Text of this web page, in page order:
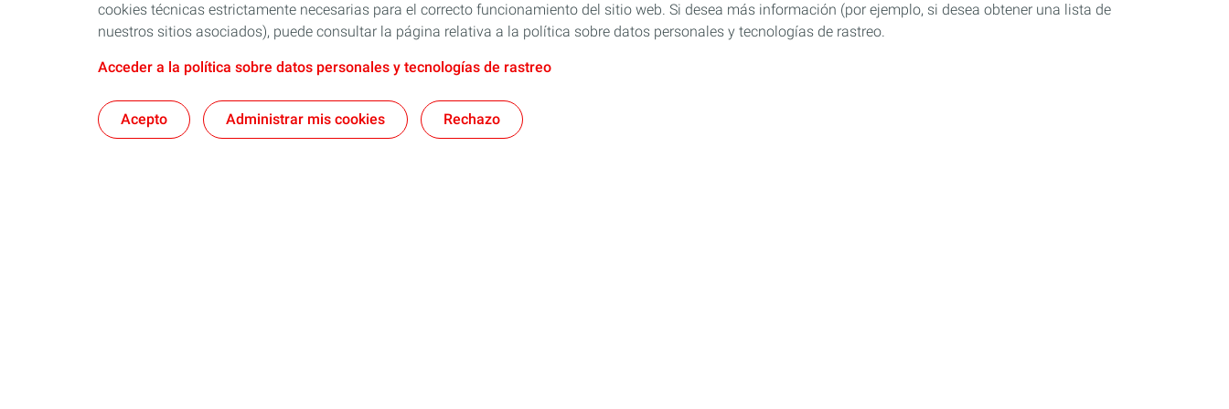
cookies técnicas estrictamente necesarias para el correcto funcionamiento del sitio web. Si desea más información (por ejemplo, si desea obtener una lista de
nuestros sitios asociados), puede consultar la página relativa a la política sobre datos personales y tecnologías de rastreo.
Acceder a la política sobre datos personales y tecnologías de rastreo
Acepto Administrar mis cookies Rechazo